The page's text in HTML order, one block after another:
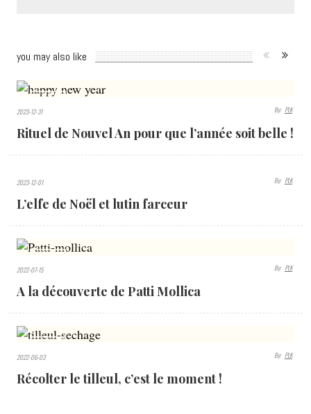
you may also like
1441
VIEWS
2023-12-31 By: PLK
Rituel de Nouvel An pour que l’année soit belle !
2196
VIEWS
2023-12-01 By: PLK
L’elfe de Noël et lutin farceur
VIEWS
2022-07-15 By: PLK
A la découverte de Patti Mollica
VIEWS
2022-06-03 By: PLK
Récolter le tilleul, c’est le moment !